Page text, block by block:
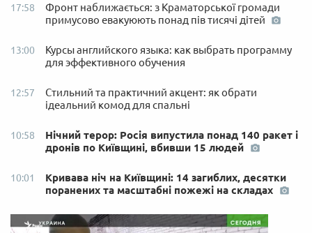
17:58
Фронт наближається: з Краматорської громади
примусово евакуюють понад пів тисячі дітей
13:00
Курсы английского языка: как выбрать программу
для эффективного обучения
12:57
Стильний та практичний акцент: як обрати
ідеальний комод для спальні
10:58
Нічний терор: Росія випустила понад 140 ракет і
дронів по Київщині, вбивши 15 людей
10:01
Кривава ніч на Київщині: 14 загиблих, десятки
поранених та масштабні пожежі на складах